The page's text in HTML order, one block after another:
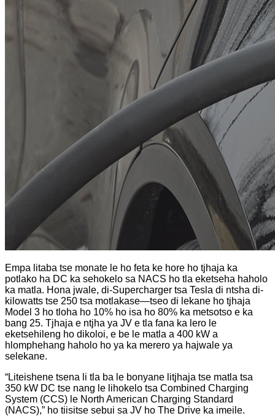
Empa litaba tse monate le ho feta ke hore ho tjhaja ka
potlako ha DC ka sehokelo sa NACS ho tla eketseha haholo
ka matla. Hona jwale, di-Supercharger tsa Tesla di ntsha di-
kilowatts tse 250 tsa motlakase—tseo di lekane ho tjhaja
Model 3 ho tloha ho 10% ho isa ho 80% ka metsotso e ka
bang 25. Tjhaja e ntjha ya JV e tla fana ka lero le
eketsehileng ho dikoloi, e be le matla a 400 kW a
hlomphehang haholo ho ya ka merero ya hajwale ya
selekane.
“Liteishene tsena li tla ba le bonyane litjhaja tse matla tsa
350 kW DC tse nang le lihokelo tsa Combined Charging
System (CCS) le North American Charging Standard
(NACS),” ho tiisitse sebui sa JV ho The Drive ka imeile.